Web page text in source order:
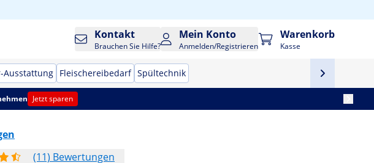
Kontakt
Brauchen Sie Hilfe?
Mein Konto
Anmelden/Registrieren
Warenkorb
Kasse
Ausstattung Fleischereibedarf Spültechnik
Jetzt sparen
(11) Bewertungen